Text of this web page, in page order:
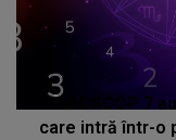
HOROSCOP 7
care intră într-o